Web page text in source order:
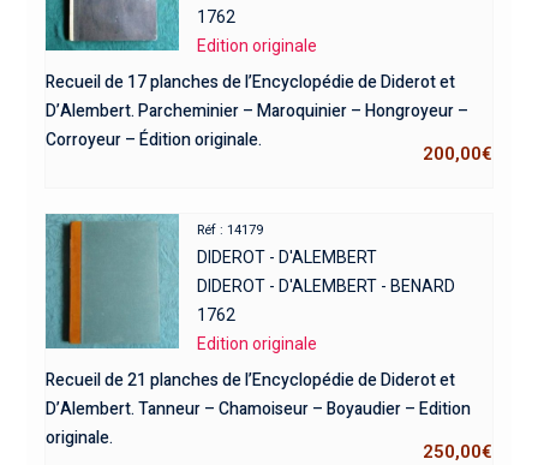
1762
Edition originale
Recueil de 17 planches de l’Encyclopédie de Diderot et
D’Alembert. Parcheminier – Maroquinier – Hongroyeur –
Corroyeur – Édition originale.
200,00€
Réf : 14179
DIDEROT - D'ALEMBERT
DIDEROT - D'ALEMBERT - BENARD
1762
Edition originale
Recueil de 21 planches de l’Encyclopédie de Diderot et
D’Alembert. Tanneur – Chamoiseur – Boyaudier – Edition
originale.
250,00€